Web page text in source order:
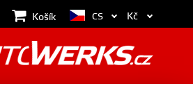
Košík CS Kč